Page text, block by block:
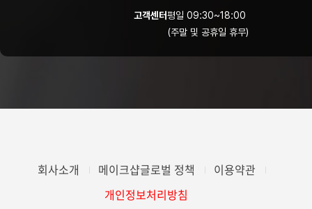
고객센터평일 09:30~18:00
(주말 및 공휴일 휴무)
회사소개 메이크샵글로벌 정책 이용약관
개인정보처리방침